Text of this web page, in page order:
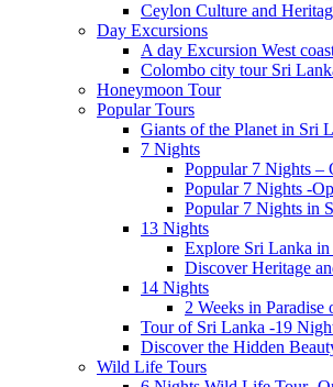
Ceylon Culture and
Day Excursions
A day Excursion West
Colombo city tour Sri
Honeymoon Tour
Popular Tours
Giants of the Planet in Sri
7 Nights
Poppular 7 Nights –
Popular 7 Nights -
Popular 7 Nights in
13 Nights
Explore Sri Lanka
Discover Heritage
14 Nights
2 Weeks in
Tour of Sri Lanka -19
Discover the Hidden
Wild Life Tours